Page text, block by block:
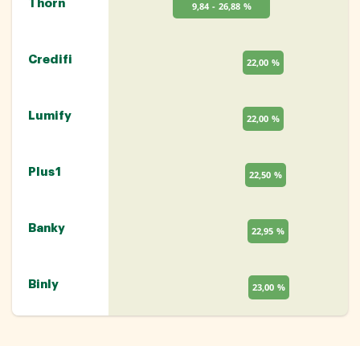
Thorn 9,84 - 26,88 %
Credifi 22,00 %
Lumify 22,00 %
Plus1 22,50 %
Banky 22,95 %
Binly 23,00 %